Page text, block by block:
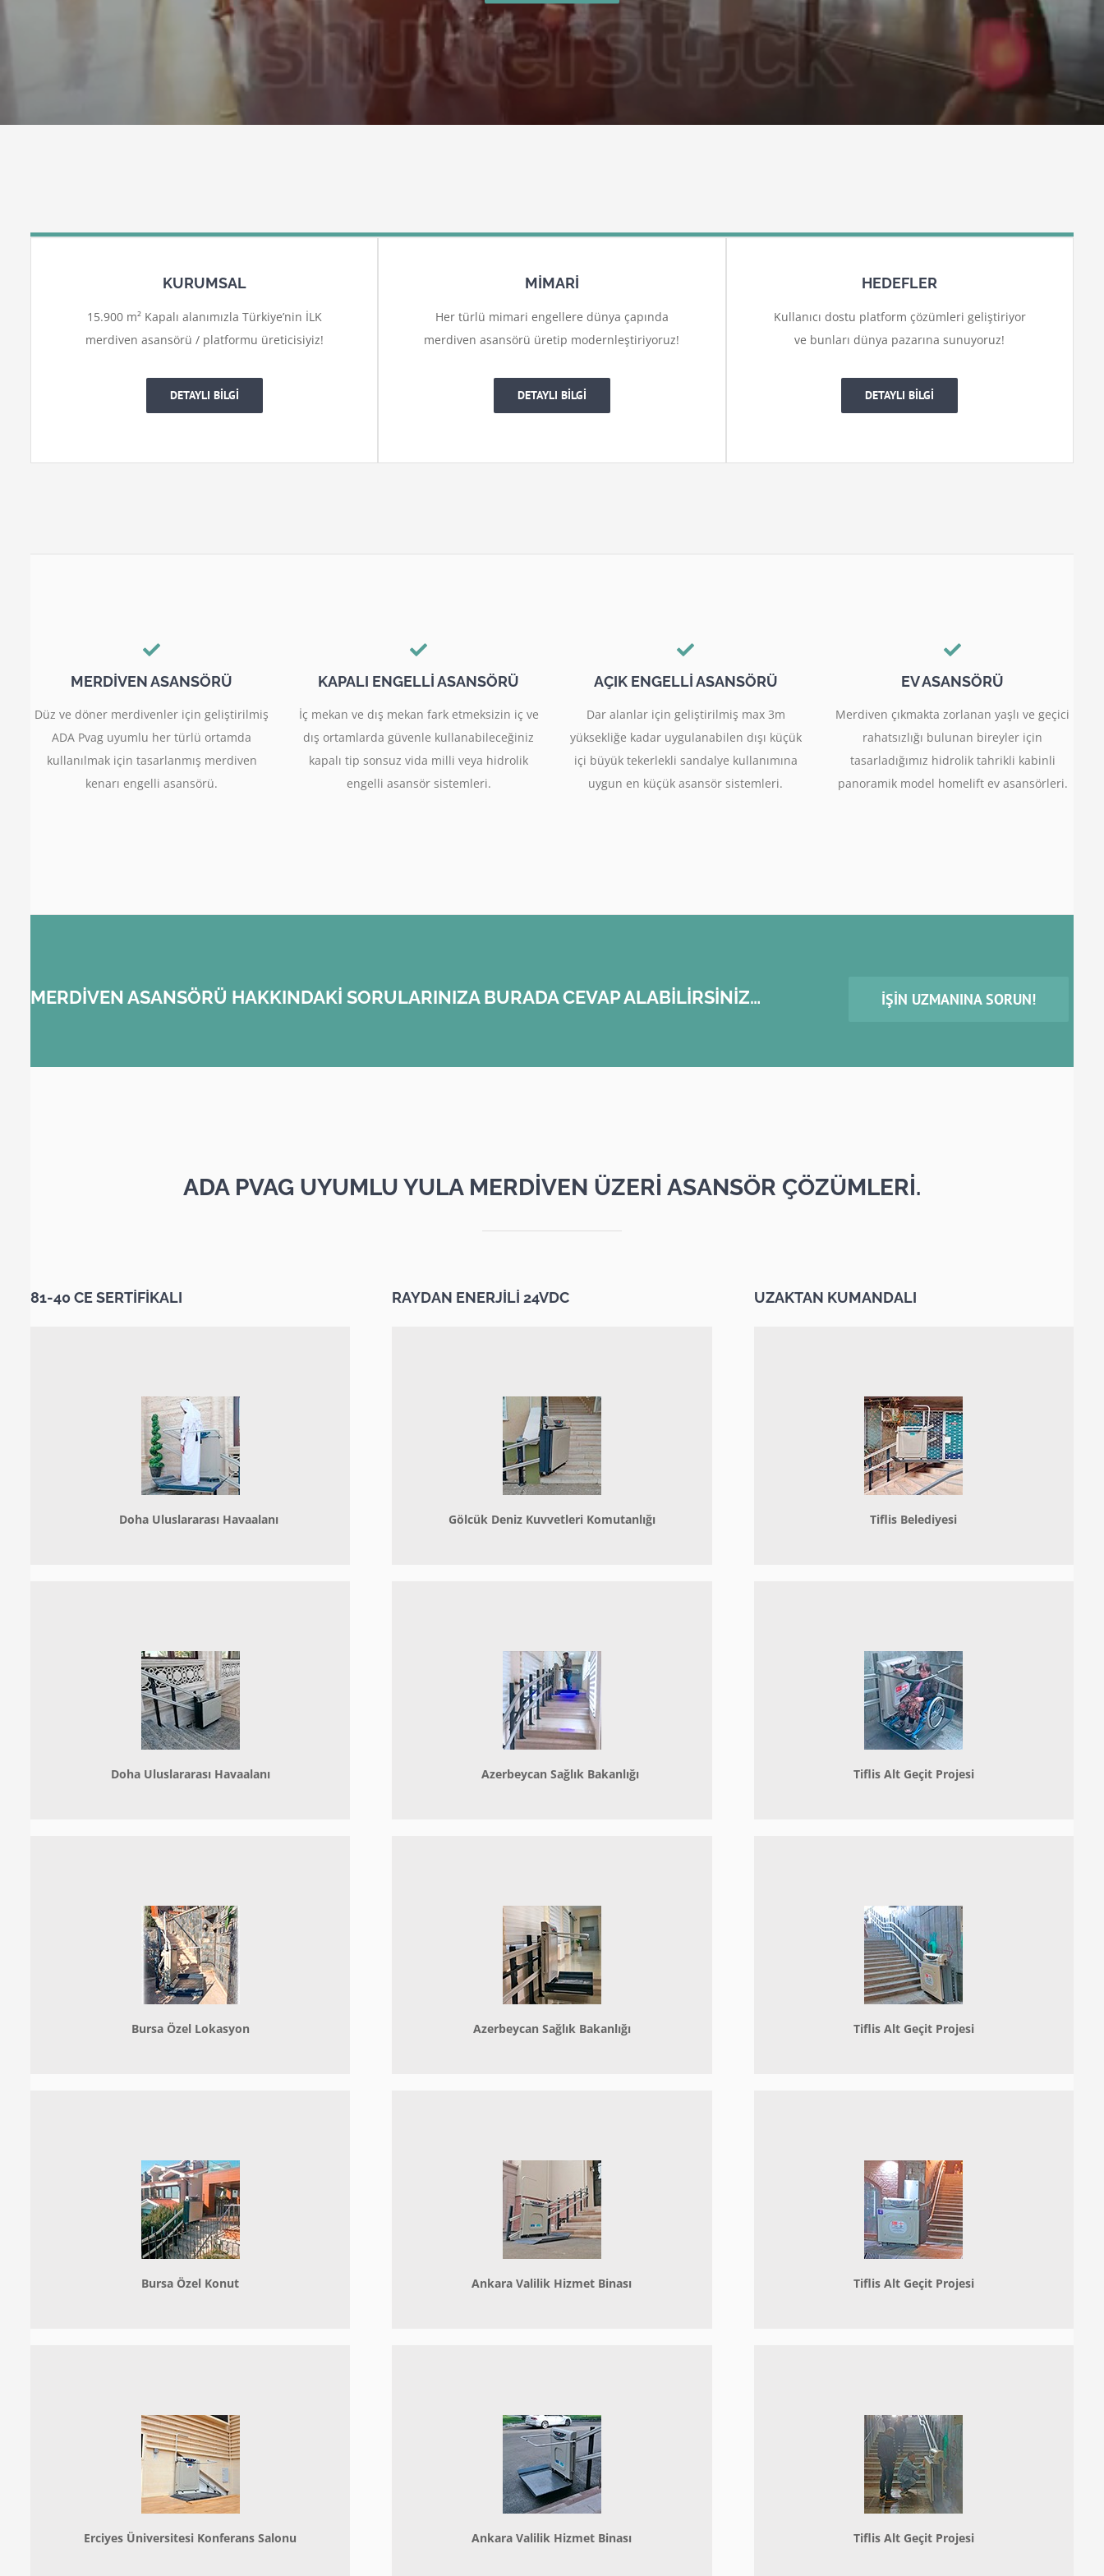
KURUMSAL
15.900 m² Kapalı alanımızla Türkiye’nin İLK
merdiven asansörü / platformu üreticisiyiz!
DETAYLI BİLGİ
MİMARİ
Her türlü mimari engellere dünya çapında
merdiven asansörü üretip modernleştiriyoruz!
DETAYLI BİLGİ
HEDEFLER
Kullanıcı dostu platform çözümleri geliştiriyor
ve bunları dünya pazarına sunuyoruz!
DETAYLI BİLGİ
MERDİVEN ASANSÖRÜ
Düz ve döner merdivenler için geliştirilmiş
ADA Pvag uyumlu her türlü ortamda
kullanılmak için tasarlanmış merdiven
kenarı engelli asansörü.
KAPALI ENGELLİ ASANSÖRÜ
İç mekan ve dış mekan fark etmeksizin iç ve
dış ortamlarda güvenle kullanabileceğiniz
kapalı tip sonsuz vida milli veya hidrolik
engelli asansör sistemleri.
AÇIK ENGELLİ ASANSÖRÜ
Dar alanlar için geliştirilmiş max 3m
yüksekliğe kadar uygulanabilen dışı küçük
içi büyük tekerlekli sandalye kullanımına
uygun en küçük asansör sistemleri.
EV ASANSÖRÜ
Merdiven çıkmakta zorlanan yaşlı ve geçici
rahatsızlığı bulunan bireyler için
tasarladığımız hidrolik tahrikli kabinli
panoramik model homelift ev asansörleri.
MERDİVEN ASANSÖRÜ HAKKINDAKİ SORULARINIZA BURADA CEVAP ALABİLİRSİNİZ… İŞIN UZMANINA SORUN!
ADA PVAG UYUMLU YULA MERDİVEN ÜZERİ ASANSÖR ÇÖZÜMLERİ.
81-40 CE SERTİFİKALI RAYDAN ENERJİLİ 24VDC UZAKTAN KUMANDALI
DohaUluslararası Havaalanı Gölcük Deniz Kuvvetleri Komutanlığı Tiflis Belediyesi
DohaUluslararası Havaalanı Azerbeycan Sağlık Bakanlığı Tiflis Alt Geçit Projesi
Bursa Özel Lokasyon Azerbeycan Sağlık Bakanlığı Tiflis Alt Geçit Projesi
Bursa Özel Konut Ankara Valilik Hizmet Binası Tiflis Alt Geçit Projesi
Erciyes Üniversitesi Konferans Salonu Ankara Valilik Hizmet Binası Tiflis Alt Geçit Projesi